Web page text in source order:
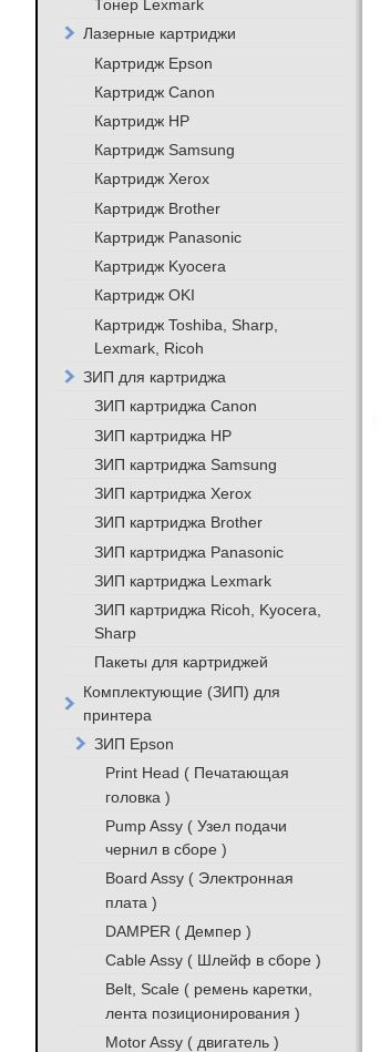
Тонер Lexmark
Лазерные картриджи
Картридж Epson
Картридж Canon
Картридж HP
Картридж Samsung
Картридж Xerox
Картридж Brother
Картридж Panasonic
Картридж Kyocera
Картридж OKI
Картридж Toshiba, Sharp,
Lexmark, Ricoh
ЗИП для картриджа
ЗИП картриджа Canon
ЗИП картриджа HP
ЗИП картриджа Samsung
ЗИП картриджа Xerox
ЗИП картриджа Brother
ЗИП картриджа Panasonic
ЗИП картриджа Lexmark
ЗИП картриджа Ricoh, Kyocera,
Sharp
Пакеты для картриджей
Комплектующие (ЗИП) для
принтера
ЗИП Epson
Print Head ( Печатающая
головка )
Pump Assy ( Узел подачи
чернил в сборе )
Board Assy ( Электронная
плата )
DAMPER ( Демпер )
Cable Assy ( Шлейф в сборе )
Belt, Scale ( ремень каретки,
лента позиционирования )
Motor Assy ( двигатель )